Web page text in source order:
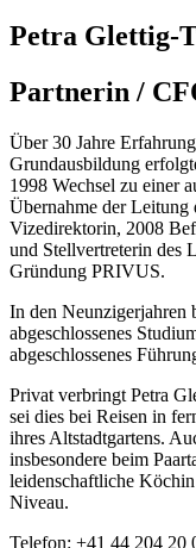
Petra Glettig-
Partnerin /
Über 30 Jahre
Grundausbildung
1998 Wechsel zu einer
Übernahme der Leitung
Vizedirektorin, 2008
und Stellvertreterin des
Gründung PRIVUS.
In den Neunzigerjahren
abgeschlossenes
abgeschlossenes
Privat verbringt Petra
sei dies bei Reisen in
ihres Altstadtgartens.
insbesondere beim
leidenschaftliche
Niveau.
Telefon: +41 44 204 20